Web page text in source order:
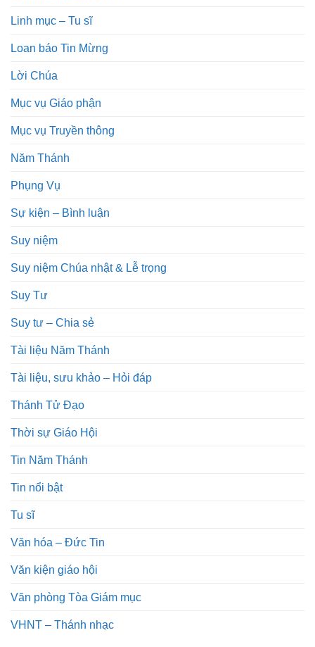
Linh mục – Tu sĩ
Loan báo Tin Mừng
Lời Chúa
Mục vụ Giáo phận
Mục vụ Truyền thông
Năm Thánh
Phụng Vụ
Sự kiện – Bình luận
Suy niệm
Suy niệm Chúa nhật & Lễ trọng
Suy Tư
Suy tư – Chia sẻ
Tài liệu Năm Thánh
Tài liệu, sưu khảo – Hỏi đáp
Thánh Tử Đạo
Thời sự Giáo Hội
Tin Năm Thánh
Tin nổi bật
Tu sĩ
Văn hóa – Đức Tin
Văn kiện giáo hội
Văn phòng Tòa Giám mục
VHNT – Thánh nhạc